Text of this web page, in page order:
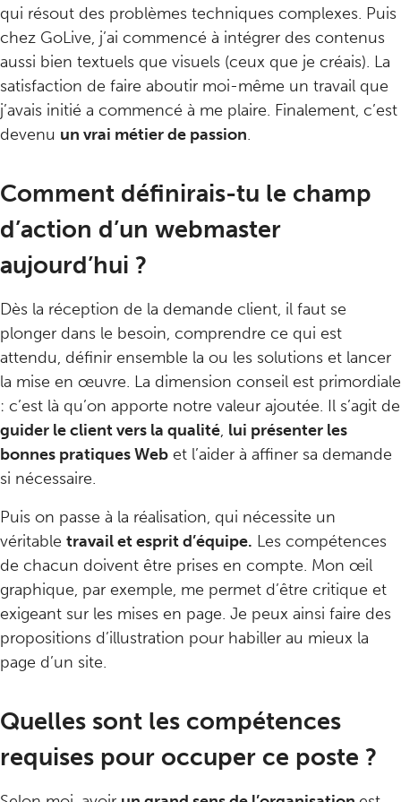
qui résout des problèmes techniques complexes. Puis
chez GoLive, j’ai commencé à intégrer des contenus
aussi bien textuels que visuels (ceux que je créais). La
satisfaction de faire aboutir moi-même un travail que
j’avais initié a commencé à me plaire. Finalement, c’est
devenu un vrai métier de passion.
Comment définirais-tu le champ
d’action d’un webmaster
aujourd’hui ?
Dès la réception de la demande client, il faut se
plonger dans le besoin, comprendre ce qui est
attendu, définir ensemble la ou les solutions et lancer
la mise en œuvre. La dimension conseil est primordiale
: c’est là qu’on apporte notre valeur ajoutée. Il s’agit de
guider le client vers la qualité, lui présenter les
bonnes pratiques Web et l’aider à affiner sa demande
si nécessaire.
Puis on passe à la réalisation, qui nécessite un
véritable travail et esprit d’équipe. Les compétences
de chacun doivent être prises en compte. Mon œil
graphique, par exemple, me permet d’être critique et
exigeant sur les mises en page. Je peux ainsi faire des
propositions d’illustration pour habiller au mieux la
page d’un site.
Quelles sont les compétences
requises pour occuper ce poste ?